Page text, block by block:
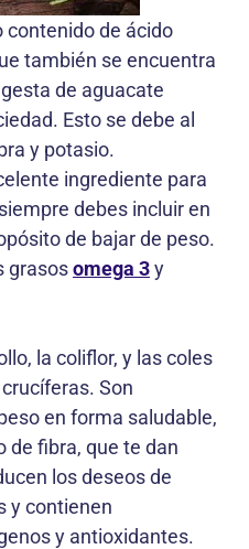
contenido de ácido
también se encuentra
de aguacate
Esto se debe al
y potasio.
ingrediente para
debes incluir en
de bajar de peso.
grasosomega 3y
la coliflor, y las coles
Son
en forma saludable,
de fibra, que te dan
los deseos de
y contienen
y antioxidantes.